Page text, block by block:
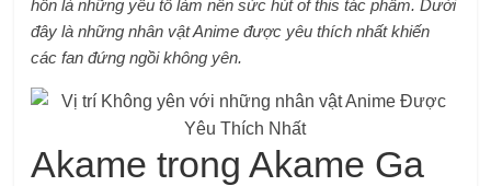
hồn là những yếu tố làm nên sức hút of this tác phẩm. Dưới
đây là những nhân vật Anime được yêu thích nhất khiến
các fan đứng ngồi không yên.
Akame trong Akame Ga